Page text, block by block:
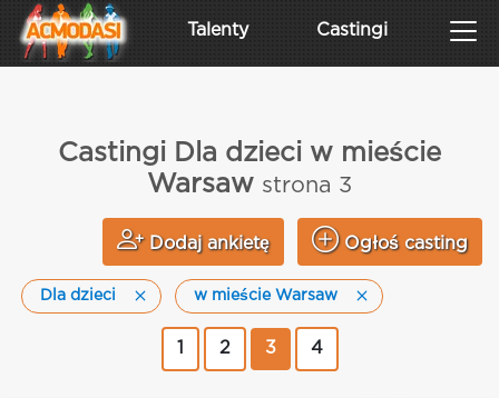
Talenty Castingi
Castingi Dla dzieci w mieście
Warsaw strona 3
Dodaj ankietę Ogłoś casting
Dla dzieci w mieście Warsaw
2 3 4